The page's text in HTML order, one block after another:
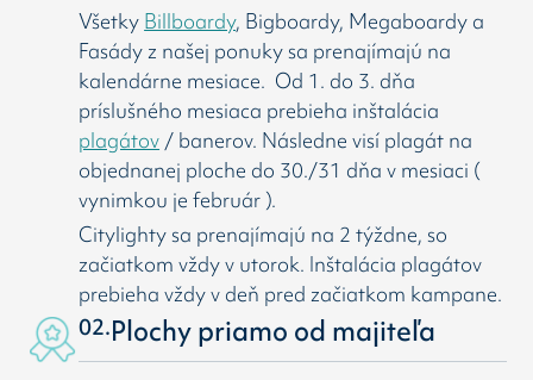
Všetky Billboardy, Bigboardy, Megaboardy a
Fasády z našej ponuky sa prenajímajú na
kalendárne mesiace. Od 1. do 3. dňa
príslušného mesiaca prebieha inštalácia
plagátov / banerov. Následne visí plagát na
objednanej ploche do 30./31 dňa v mesiaci (
vynimkou je február ).
Citylighty sa prenajímajú na 2 týždne, so
začiatkom vždy v utorok. Inštalácia plagátov
prebieha vždy v deň pred začiatkom kampane.
02.Plochy priamo od majiteľa